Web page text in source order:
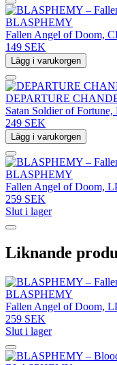
BLASPHEMY
Fallen Angel of Doom,
149 SEK
Lägg i varukorgen
DEPARTURE
Satan Soldier of Fortune,
249 SEK
Lägg i varukorgen
BLASPHEMY
Fallen Angel of Doom,
259 SEK
Slut i lager
Liknande
BLASPHEMY
Fallen Angel of Doom,
259 SEK
Slut i lager